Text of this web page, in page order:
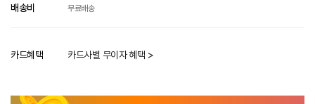
배송비
무료배송
카드혜택 카드사별 무이자 혜택 >